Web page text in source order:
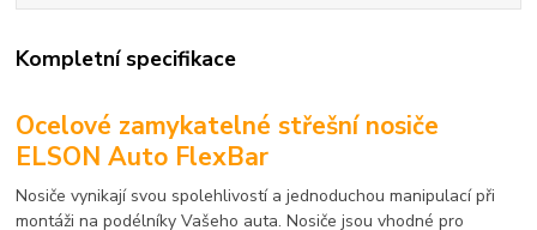
Kompletní specifikace
Ocelové zamykatelné střešní nosiče
ELSON Auto FlexBar
Nosiče vynikají svou spolehlivostí a jednoduchou manipulací při
montáži na podélníky Vašeho auta. Nosiče jsou vhodné pro